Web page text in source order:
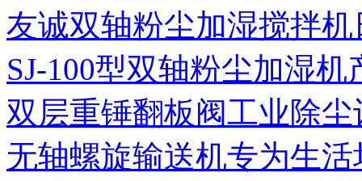
友诚双轴粉尘加湿搅拌机
SJ-100型双轴粉尘加湿机
双层重锤翻板阀工业除尘
无轴螺旋输送机专为生